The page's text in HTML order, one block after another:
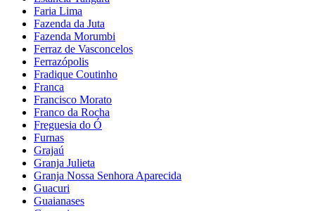
Faria Lima
Fazenda da Juta
Fazenda Morumbi
Ferraz de Vasconcelos
Ferrazópolis
Fradique Coutinho
Franca
Francisco Morato
Franco da Rocha
Freguesia do Ó
Furnas
Grajaú
Granja Julieta
Granja Nossa Senhora Aparecida
Guacuri
Guaianases